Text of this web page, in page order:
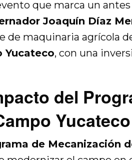
que marca un
Joaquín Díaz
de maquinaria agrícola
Yucateco, con una
del
Yucateco
de Mecanización